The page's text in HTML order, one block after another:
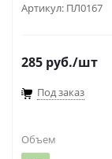
Артикул: ПЛ0167
285 руб./шт
Под заказ
Объем